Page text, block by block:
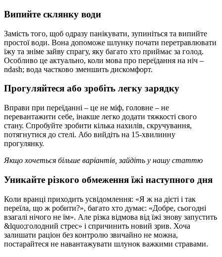
Випийте склянку води
Замість того, щоб одразу панікувати, зупиніться та випийте
простої води. Вона допоможе шлунку почати перетравлювати
їжу та зніме зайву спрагу, яку багато хто приймає за голод.
Особливо це актуально, коли мова про переїдання на ніч –
ndash; вода частково зменшить дискомфорт.
Прогуляйтеся або зробіть легку зарядку
Вправи при переїданні – це не міф, головне – не
перевантажити себе, інакше легко додати тяжкості свого
стану. Спробуйте зробити кілька нахилів, скручування,
потягнутися до стелі. Або вийдіть на 15-хвилинну
прогулянку.
Якщо хочеться більше варіантів, зайдіть у нашу статтю
Уникайте різкого обмеження їжі наступного дня
Коли вранці приходить усвідомлення: «Я ж на дієті і так
переїла, що ж робити?», багато хто думає: «Добре, сьогодні
взагалі нічого не їм». Але різка відмова від їжі знову запустить
&lquo;голодний стрес» і спричинить новий зрив. Хоча
залишати раціон без контролю звичайно не можна,
постарайтеся не навантажувати шлунок важкими стравами.